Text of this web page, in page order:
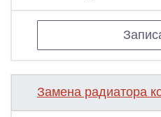
Замена радиатора